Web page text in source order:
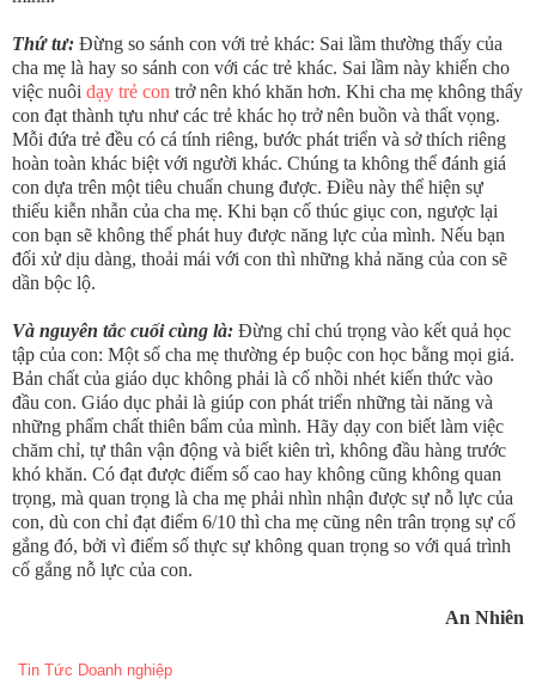
Thứ tư: Đừng so sánh con với trẻ khác: Sai lầm thường thấy của
cha mẹ là hay so sánh con với các trẻ khác. Sai lầm này khiến cho
việc nuôi dạy trẻ con trở nên khó khăn hơn. Khi cha mẹ không thấy
con đạt thành tựu như các trẻ khác họ trở nên buồn và thất vọng.
Mỗi đứa trẻ đều có cá tính riêng, bước phát triển và sở thích riêng
hoàn toàn khác biệt với người khác. Chúng ta không thể đánh giá
con dựa trên một tiêu chuẩn chung được. Điều này thể hiện sự
thiếu kiễn nhẫn của cha mẹ. Khi bạn cố thúc giục con, ngược lại
con bạn sẽ không thể phát huy được năng lực của mình. Nếu bạn
đối xử dịu dàng, thoải mái với con thì những khả năng của con sẽ
dần bộc lộ.
Và nguyên tắc cuối cùng là: Đừng chỉ chú trọng vào kết quả học
tập của con: Một số cha mẹ thường ép buộc con học bằng mọi giá.
Bản chất của giáo dục không phải là cố nhồi nhét kiến thức vào
đầu con. Giáo dục phải là giúp con phát triển những tài năng và
những phẩm chất thiên bẩm của mình. Hãy dạy con biết làm việc
chăm chỉ, tự thân vận động và biết kiên trì, không đầu hàng trước
khó khăn. Có đạt được điểm số cao hay không cũng không quan
trọng, mà quan trọng là cha mẹ phải nhìn nhận được sự nỗ lực của
con, dù con chỉ đạt điểm 6/10 thì cha mẹ cũng nên trân trọng sự cố
gắng đó, bởi vì điểm số thực sự không quan trọng so với quá trình
cố gắng nỗ lực của con.
An Nhiên
Tin Tức Doanh nghiệp